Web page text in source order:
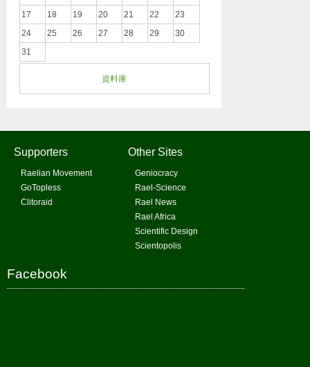
17
18 19 20 21 22
23
24
25 26 27 28 29
30
31
資料庫
Supporters
Raelian Movement
GoTopless
Clitoraid
Other Sites
Geniocracy
Rael-Science
Rael News
Rael Africa
Scientific Design
Scientopolis
Facebook